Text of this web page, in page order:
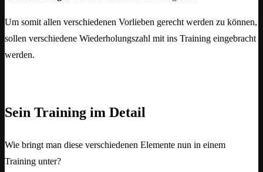
Um somit allen verschiedenen Vorlieben gerecht werden zu können,
sollen verschiedene Wiederholungszahl mit ins Training eingebracht
werden.
Sein Training im Detail
Wie bringt man diese verschiedenen Elemente nun in einem
Training unter?